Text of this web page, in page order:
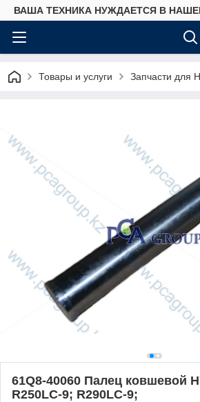
ВАША ТЕХНИКА НУЖДАЕТСЯ В
Товары и услуги Запчасти для
61Q8-40060 Палец ковшевой
R250LC-9; R290LC-9;